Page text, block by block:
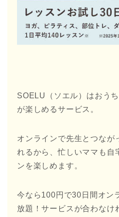
SOELU（ソエル）はおう
が楽しめるサービス。
オンラインで先生とつなが
れるから、忙しいママも自
ンを楽しめます。
今なら100円で30日間オン
放題！サービスが合わなけ